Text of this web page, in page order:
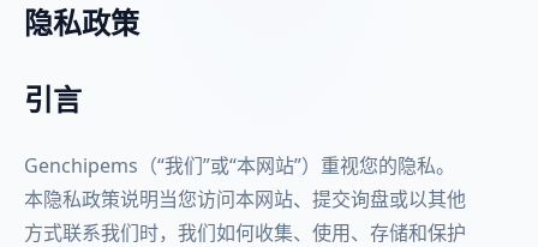
隐私政策
引言
Genchipems（“我们”或“本网站”）重视您的隐私。
本隐私政策说明当您访问本网站、提交询盘或以其他
方式联系我们时，我们如何收集、使用、存储和保护